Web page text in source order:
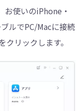
お使いのiPhone・
ルでPC/Macに接続
リックします。